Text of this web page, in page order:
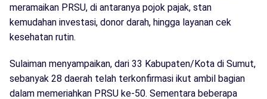
meramaikan PRSU, di antaranya pojok pajak, stan
kemudahan investasi, donor darah, hingga layanan cek
kesehatan rutin.
Sulaiman menyampaikan, dari 33 Kabupaten/Kota di Sumut,
sebanyak 28 daerah telah terkonfirmasi ikut ambil bagian
dalam memeriahkan PRSU ke-50. Sementara beberapa